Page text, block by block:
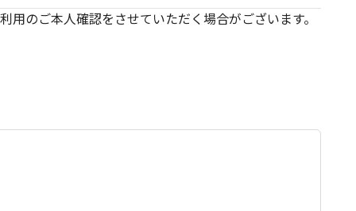
のご本人確認をさせていただく場合がございます。